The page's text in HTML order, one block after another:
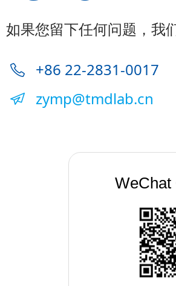
如果您留下任何问题，我
+86 22-2831-0017
zymp@tmdlab.cn
WeChat